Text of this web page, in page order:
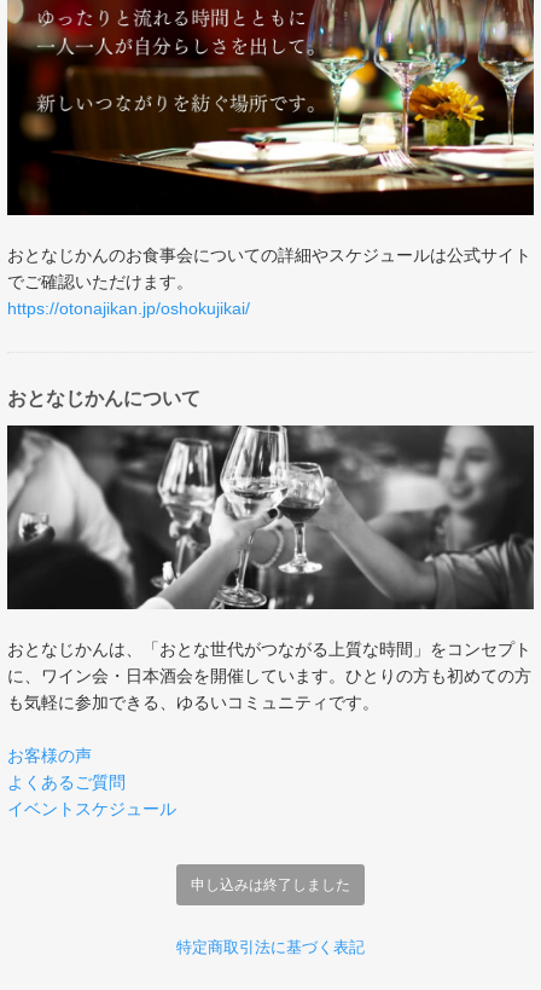
おとなじかんのお食事会についての詳細やスケジュールは公式サイト
でご確認いただけます。
https://otonajikan.jp/oshokujikai/
おとなじかんについて
おとなじかんは、「おとな世代がつながる上質な時間」をコンセプト
に、ワイン会・日本酒会を開催しています。ひとりの方も初めての方
も気軽に参加できる、ゆるいコミュニティです。
お客様の声
よくあるご質問
イベントスケジュール
申し込みは終了しました
特定商取引法に基づく表記